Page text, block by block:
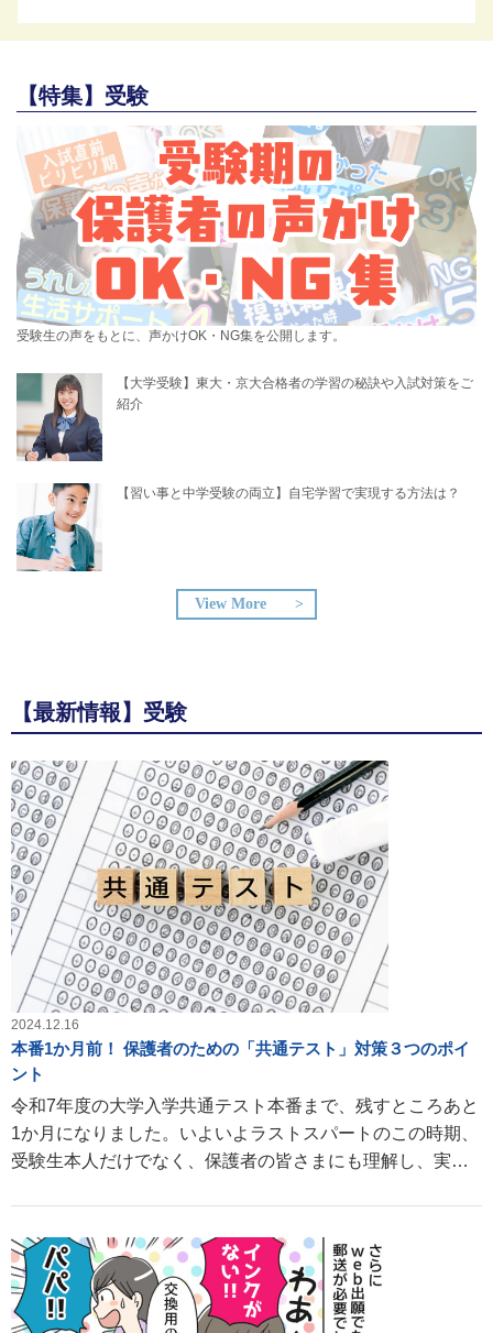
【特集】受験
受験生の声をもとに、声かけOK・NG集を公開します。
【大学受験】東大・京大合格者の学習の秘訣や入試対策をご
紹介
【習い事と中学受験の両立】自宅学習で実現する方法は？​
View More
【最新情報】受験
2024.12.16
本番1か月前！ 保護者のための「共通テスト」対策３つのポイ
ント
令和7年度の大学入学共通テスト本番まで、残すところあと
1か月になりました。いよいよラストスパートのこの時期、
受験生本人だけでなく、保護者の皆さまにも理解し、実践